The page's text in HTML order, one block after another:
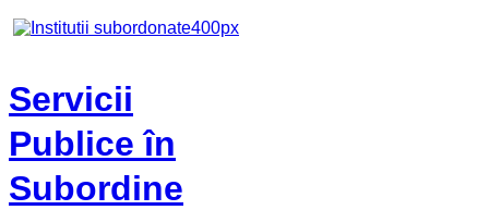
Servicii
Publice în
Subordine